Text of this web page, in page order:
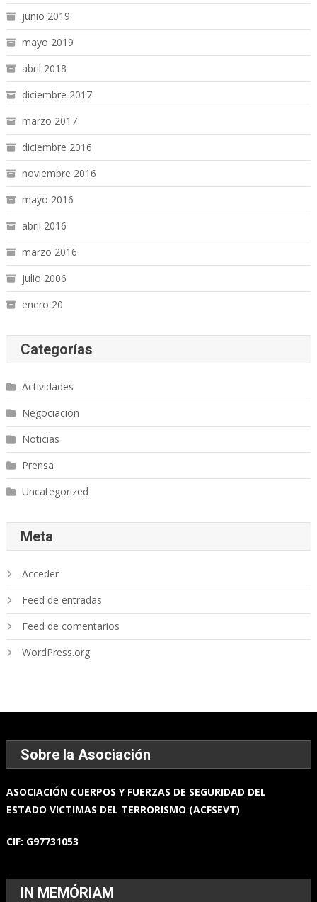
junio 2019
mayo 2019
abril 2018
diciembre 2017
marzo 2017
diciembre 2016
noviembre 2016
mayo 2016
abril 2016
marzo 2016
julio 2006
enero 20
Categorías
Actividades
Negociación
Noticias
Prensa
Uncategorized
Meta
Acceder
Feed de entradas
Feed de comentarios
WordPress.org
Sobre la Asociación
ASOCIACIÓN CUERPOS Y FUERZAS DE SEGURIDAD DEL
ESTADOVICTIMAS DEL TERRORISMO (ACFSEVT)
CIF: G97731053
IN MEMÓRIAM